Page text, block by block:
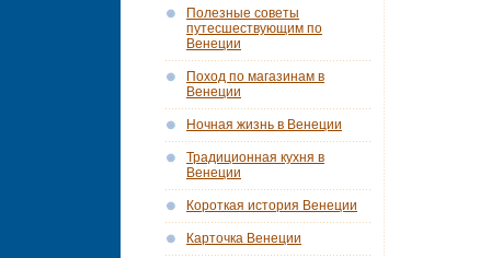
Полезные советы
путесшествующим по
Венеции
Поход по магазинам в
Венеции
Ночная жизнь в Венеции
Традиционная кухня в
Венеции
Короткая история Венеции
Карточка Венеции